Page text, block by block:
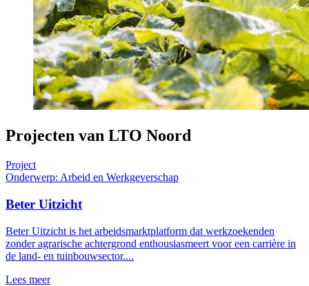
Projecten van LTO Noord
Project
Onderwerp: Arbeid en Werkgeverschap
Beter Uitzicht
Beter Uitzicht is het arbeidsmarktplatform dat werkzoekenden
zonder agrarische achtergrond enthousiasmeert voor een carrière in
de land- en tuinbouwsector....
Lees meer